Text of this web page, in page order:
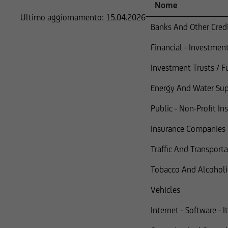
Ultimo aggiornamento: 15.04.2026
Nome
Banks And Other
Financial -
Investment Trusts /
Energy And Water
Public - Non-Profit
Insurance Companies
Traffic And
Tobacco And
Vehicles
Internet - Software -
in cui tali offerte o
in cui UniCredit
in cui le predette
e, pertanto, non
Nello specifico, le
conseguenza, gli
Chiunque acceda
essere informato in
I titoli menzionati in